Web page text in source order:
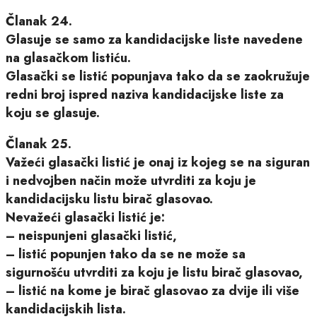
Članak 24.
Glasuje se samo za kandidacijske liste navedene
na glasačkom listiću.
Glasački se listić popunjava tako da se zaokružuje
redni broj ispred naziva kandidacijske liste za
koju se glasuje.
Članak 25.
Važeći glasački listić je onaj iz kojeg se na siguran
i nedvojben način može utvrditi za koju je
kandidacijsku listu birač glasovao.
Nevažeći glasački listić je:
– neispunjeni glasački listić,
– listić popunjen tako da se ne može sa
sigurnošću utvrditi za koju je listu birač glasovao,
– listić na kome je birač glasovao za dvije ili više
kandidacijskih lista.